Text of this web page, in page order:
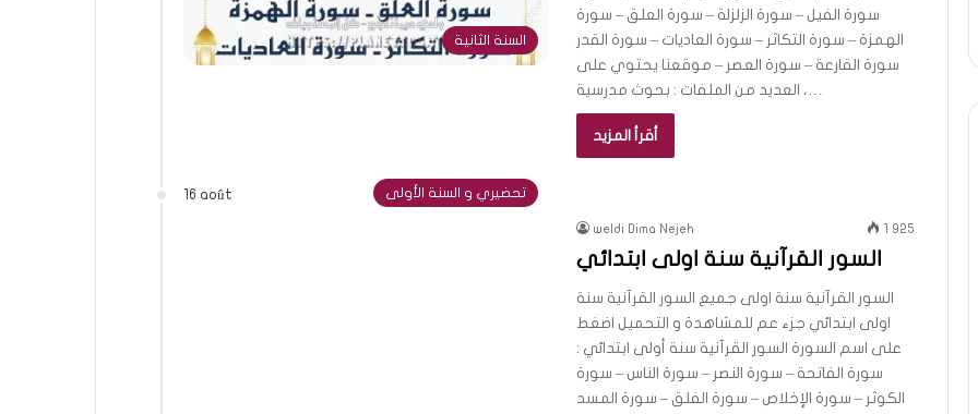
السنة الثانية
سورة الفيل – سورة الزلزلة – سورة العلق – سورة
الهمزة – سورة التكاثر – سورة العاديات – سورة القدر
سورة القارعة – سورة العصر – موقعنا يحتوي على
العديد من الملفات : بحوث مدرسية ،…
أقرأ المزيد
16 août تحضيري و السنة الأولى
weldi Dima Nejeh 1 925
السور القرآنية سنة اولى ابتدائي
السور القرآنية سنة اولى جميع السور القرآنية سنة
اولى ابتدائي جزء عم للمشاهدة و التحميل اضغط
على اسم السورة السور القرآنية سنة أولى ابتدائي :
سورة الفاتحة – سورة النصر – سورة الناس – سورة
الكوثر – سورة الإخلاص – سورة الفلق – سورة المسد